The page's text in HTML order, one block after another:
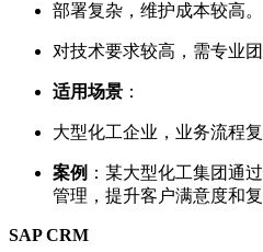
部署复杂，维护成本较高。
对技术要求较高，需专业团
适用场景 ：
大型化工企业，业务流程
案例 ：某大型化工集团通
管理，提升客户满意度和复
SAP CRM